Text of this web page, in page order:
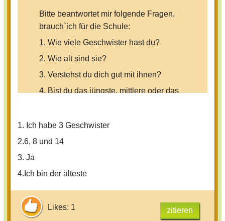
Bitte beantwortet mir folgende Fragen,
brauch`ich für die Schule:
1. Wie viele Geschwister hast du?
2. Wie alt sind sie?
3. Verstehst du dich gut mit ihnen?
4. Bist du das jüngste, mittlere oder das
1. Ich habe 3 Geschwister
2.6, 8 und 14
3. Ja
4.Ich bin der älteste
Likes: 1 zitieren